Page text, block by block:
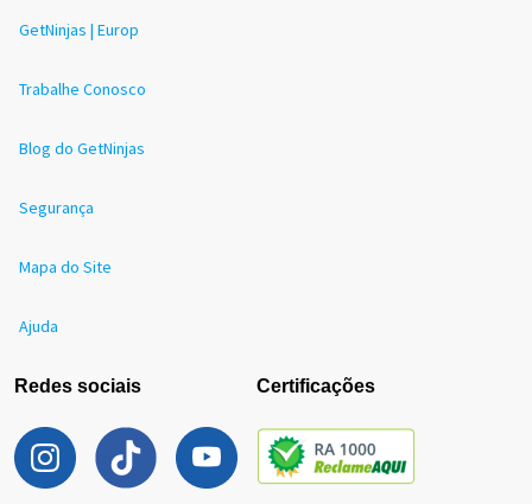
GetNinjas | Europ
Trabalhe Conosco
Blog do GetNinjas
Segurança
Mapa do Site
Ajuda
Redes sociais Certificações